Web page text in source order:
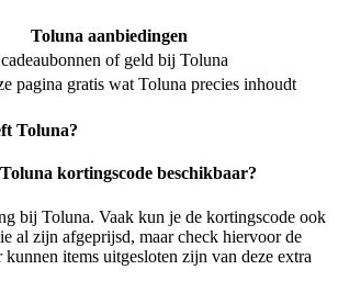
Toluna aanbiedingen
of geld bij Toluna
pagina gratis wat Toluna precies inhoudt
Toluna?
kortingscode beschikbaar?
bij Toluna. Vaak kun je de kortingscode ook
al zijn afgeprijsd, maar check hiervoor de
items uitgesloten zijn van deze extra